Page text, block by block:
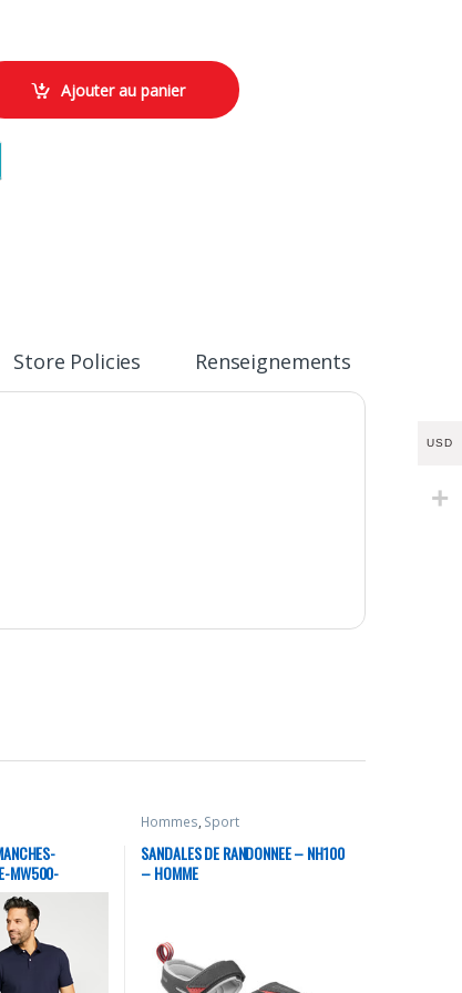
sans fil noir quantity
Ajouter au panier
Store Policies Renseignements
MW500-
Hommes, Sport
SANDALES DE RANDONNEE – NH100
– HOMME
USD